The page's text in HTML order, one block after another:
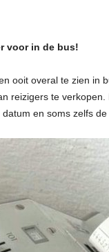
voor in de bus!
ooit overal te zien in
reizigers te
en soms zelfs de